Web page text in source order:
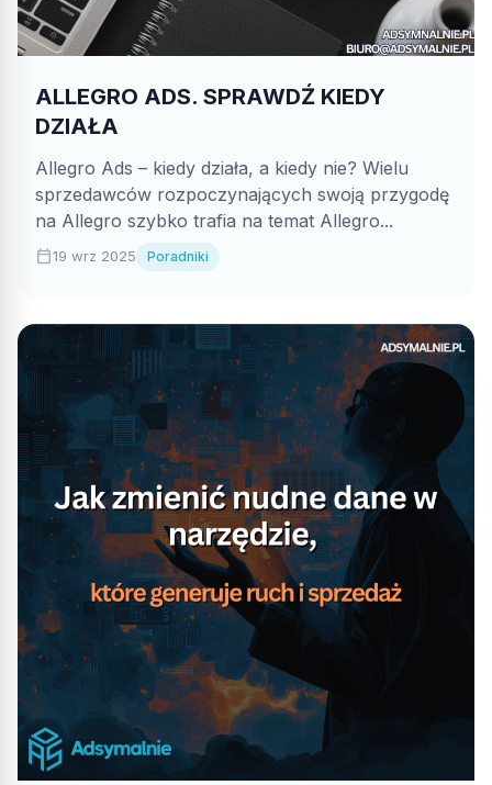
ALLEGRO ADS. SPRAWDŹ KIEDY
DZIAŁA
Allegro Ads – kiedy działa, a kiedy nie? Wielu
sprzedawców rozpoczynających swoją przygodę
na Allegro szybko trafia na temat Allegro...
calendar_today19 wrz 2025 Poradniki